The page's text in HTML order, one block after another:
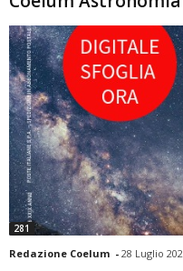
281
Redazione Coelum - 28 Luglio